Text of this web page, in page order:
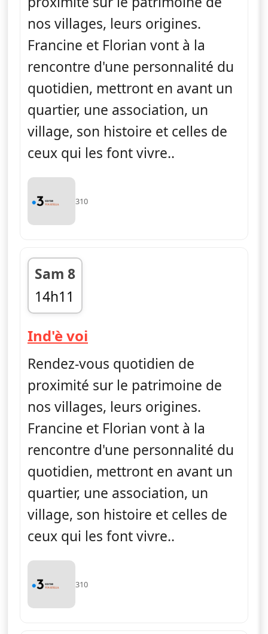
nos villages, leurs origines.
Francine et Florian vont à la
rencontre d'une personnalité du
quotidien, mettront en avant un
quartier, une association, un
village, son histoire et celles de
ceux qui les font vivre..
310
Sam 8
14h11
fin 14h28
Ind'è voi
Rendez-vous quotidien de
proximité sur le patrimoine de
nos villages, leurs origines.
Francine et Florian vont à la
rencontre d'une personnalité du
quotidien, mettront en avant un
quartier, une association, un
village, son histoire et celles de
ceux qui les font vivre..
310